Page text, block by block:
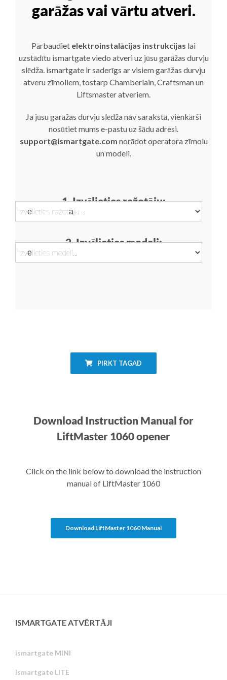
garāžas vai vārtu atveri.
Pārbaudiet elektroinstalācijas instrukcijas lai
uzstādītu ismartgate viedo atveri uz jūsu garāžas durvju
slēdža. ismartgate ir saderīgs ar visiem garāžas durvju
atveru zīmoliem, tostarp Chamberlain, Craftsman un
Liftsmaster atveriem.
Ja jūsu garāžas durvju slēdža nav sarakstā, vienkārši
nosūtiet mums e-pastu uz šādu adresi.
support@ismartgate.com norādot operatora zīmolu
un modeli.
1. Izvēlieties ražotāju:
2. Izvēlieties modeli:
PIRKT TAGAD
Download Instruction Manual for
LiftMaster 1060 opener
Click on the link below to download the instruction
manual of LiftMaster 1060
Download LiftMaster 1060 Manual
ISMARTGATE ATVĒRTĀJI
ismartgate MINI
ismartgate LITE